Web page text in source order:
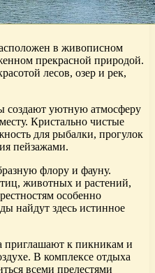
в живописном
прекрасной природой.
лесов, озер и рек,
создают уютную атмосферу
Кристально чистые
для рыбалки, прогулок
пейзажами.
флору и фауну.
животных и растений,
особенно
найдут здесь истинное
приглашают к пикникам и
В комплексе отдыха
всеми прелестями